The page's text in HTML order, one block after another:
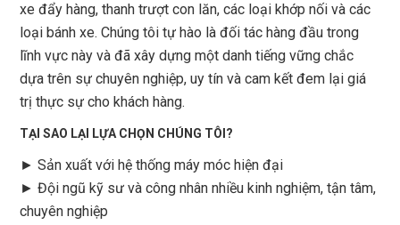
xe đẩy hàng, thanh trượt con lăn, các loại khớp nối và các
loại bánh xe. Chúng tôi tự hào là đối tác hàng đầu trong
lĩnh vực này và đã xây dựng một danh tiếng vững chắc
dựa trên sự chuyên nghiệp, uy tín và cam kết đem lại giá
trị thực sự cho khách hàng.
TẠI SAO LẠI LỰA CHỌN CHÚNG TÔI?
► Sản xuất với hệ thống máy móc hiện đại
► Đội ngũ kỹ sư và công nhân nhiều kinh nghiệm, tận tâm,
chuyên nghiệp